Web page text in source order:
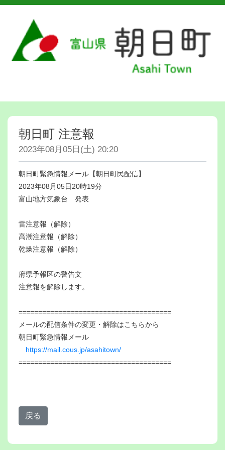
朝日町 注意報
2023年08月05日(土) 20:20
朝日町緊急情報メール【朝日町民配信】
2023年08月05日20時19分
富山地方気象台 発表
雷注意報（解除）
高潮注意報（解除）
乾燥注意報（解除）
府県予報区の警告文
注意報を解除します。
======================================
メールの配信条件の変更・解除はこちらから
朝日町緊急情報メール
https://mail.cous.jp/asahitown/
======================================
戻る